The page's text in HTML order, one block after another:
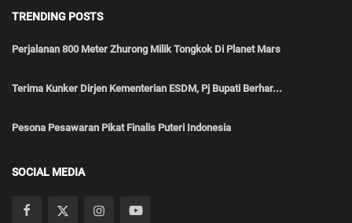
TRENDING POSTS
Perjalanan 800 Meter Zhurong Milik Tongkok Di Planet Mars
Terima Kunker Dirjen Kementerian ESDM, Pj Bupati Berhar...
Pesona Pesawaran Pikat Finalis Puteri Indonesia
SOCIAL MEDIA